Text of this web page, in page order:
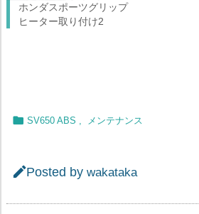
ホンダスポーツグリップ
ヒーター取り付け2
 SV650 ABS , メンテナンス
Posted by wakataka